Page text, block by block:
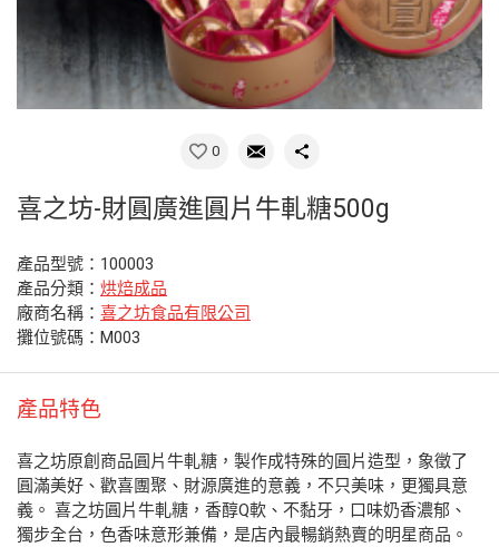
0
喜之坊-財圓廣進圓片牛軋糖500g
產品型號：100003
產品分類： 烘焙成品
廠商名稱： 喜之坊食品有限公司
攤位號碼：M003
產品特色
喜之坊原創商品圓片牛軋糖，製作成特殊的圓片造型，象徵了
圓滿美好、歡喜團聚、財源廣進的意義，不只美味，更獨具意
義。 喜之坊圓片牛軋糖，香醇Q軟、不黏牙，口味奶香濃郁、
獨步全台，色香味意形兼備，是店內最暢銷熱賣的明星商品。